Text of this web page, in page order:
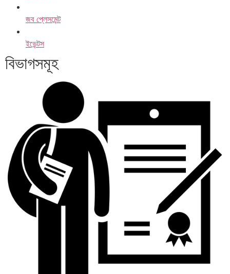
জব প্লেসমেন্ট
ইভেন্টস
বিভাগসমূহ